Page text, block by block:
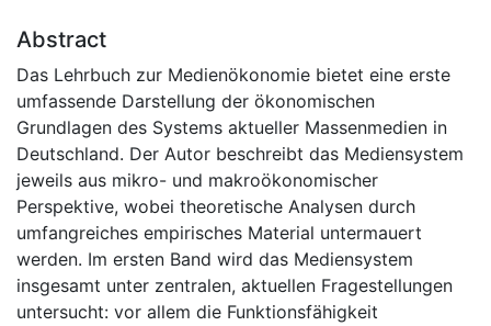
Abstract
Das Lehrbuch zur Medienökonomie bietet eine erste
umfassende Darstellung der ökonomischen
Grundlagen des Systems aktueller Massenmedien in
Deutschland. Der Autor beschreibt das Mediensystem
jeweils aus mikro- und makroökonomischer
Perspektive, wobei theoretische Analysen durch
umfangreiches empirisches Material untermauert
werden. Im ersten Band wird das Mediensystem
insgesamt unter zentralen, aktuellen Fragestellungen
untersucht: vor allem die Funktionsfähigkeit